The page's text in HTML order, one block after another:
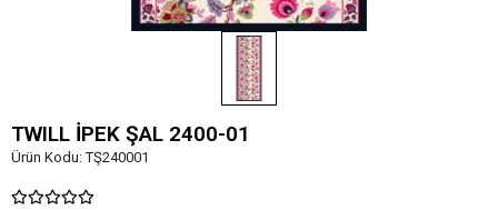
TWILL İPEK ŞAL 2400-01
Ürün Kodu:TŞ240001